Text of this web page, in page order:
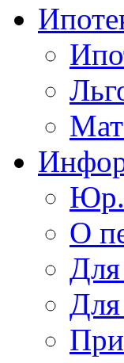
Юр.
О
Для
Для